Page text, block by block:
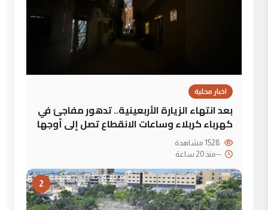
اخبار محلية
بعد انتهاء الزيارة الأربعينية.. تدهور مفاجئ في
كهرباء كربلاء وساعات الانقطاع تصل إلى أوجها
--منذ 20 ساعة
2